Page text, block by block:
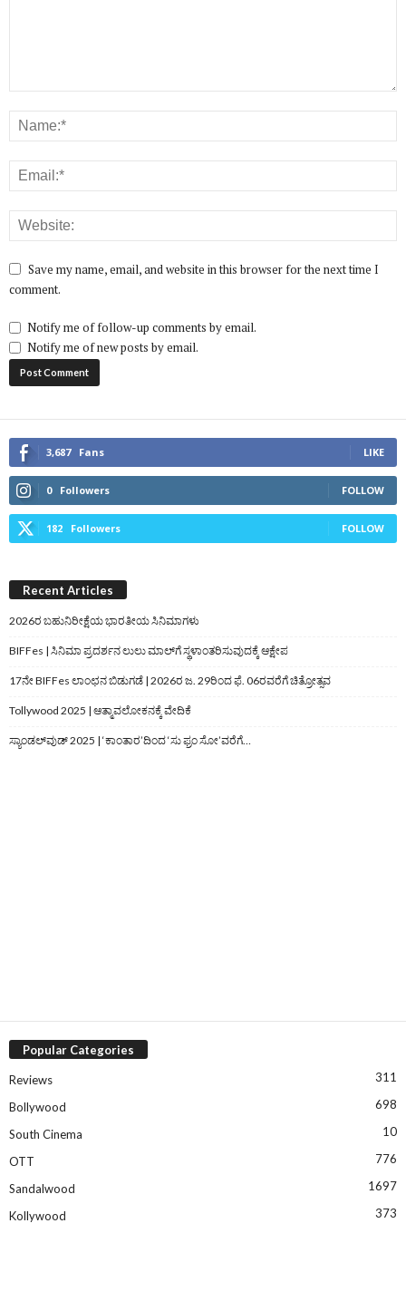
Save my name, email, and website in this browser for the next time I
comment.
Notify me of follow-up comments by email.
Notify me of new posts by email.
3,687 Fans LIKE
0 Followers FOLLOW
182 Followers FOLLOW
Recent Articles
2026ರ ಬಹುನಿರೀಕ್ಷೆಯ ಭಾರತೀಯ ಸಿನಿಮಾಗಳು
BIFFes | ಸಿನಿಮಾ ಪ್ರದರ್ಶನ ಲುಲು ಮಾಲ್‌ಗೆ ಸ್ಥಳಾಂತರಿಸುವುದಕ್ಕೆ ಆಕ್ಷೇಪ
17ನೇ BIFFes ಲಾಂಛನ ಬಿಡುಗಡೆ | 2026ರ ಜ. 29ರಿಂದ ಫೆ. 06ರವರೆಗೆ ಚಿತ್ರೋತ್ಸವ
Tollywood 2025 | ಆತ್ಮಾವಲೋಕನಕ್ಕೆ ವೇದಿಕೆ
ಸ್ಯಾಂಡಲ್‌ವುಡ್‌ 2025 | ‘ಕಾಂತಾರ’ದಿಂದ ‘ಸು ಫ್ರಂ ಸೋ’ವರೆಗೆ…
Popular Categories
Reviews 311
Bollywood 698
South Cinema 10
OTT 776
Sandalwood 1697
Kollywood 373